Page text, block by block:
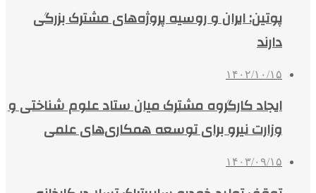
پوتین: ایران و روسیه پروژه‌های مشترک بزرگی
دارند
۱۴۰۲/۱۰/۱۵
ایجاد کارگروه مشترک میان ستاد علوم شناختی و
وزارت نیرو برای توسعه همکاری‌های علمی
۱۴۰۳/۰۹/۱۵